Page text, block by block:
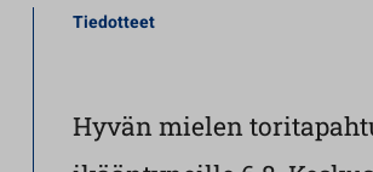
Tiedotteet
Hyvän mielen